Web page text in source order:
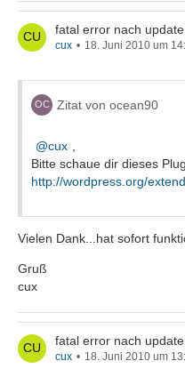
fatal error nach update
cux 18. Juni 2010 um
Zitat von ocean90
cux
Bitte schaue dir dieses
http://wordpress.org/
Vielen Dank...hat sofort
Gruß
cux
fatal error nach update
cux 18. Juni 2010 um